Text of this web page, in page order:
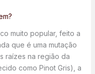
muito popular, feito a
que é uma mutação
raízes na região da
como Pinot Gris), a